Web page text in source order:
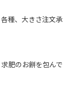
種、大きさ注文承
肥のお餅を包んで